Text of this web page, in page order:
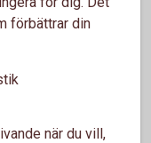
så
kan det vara bra
tidpunkt.
förbättrar din
när du vill,